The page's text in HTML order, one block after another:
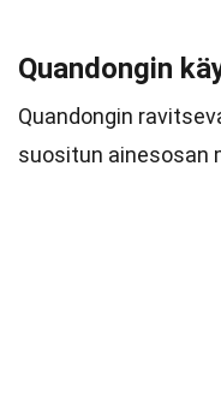
Quandongin
Quandongin
suositun ainesosan